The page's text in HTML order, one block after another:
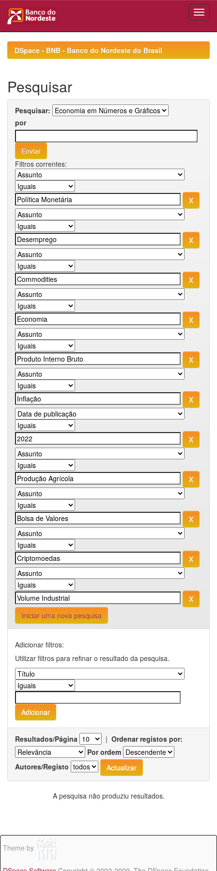
navigationDSpace - BNB - Banco do Nordeste do Brasil
Pesquisar
Pesquisar:
por
Filtros correntes:
Iniciar uma nova pesquisa
Adicionar filtros:
Utilizar filtros para refinar o resultado da pesquisa.
Resultados/Página | Ordenar registos por:
Por ordem
Autores/Registo
A pesquisa não produziu resultados.
Theme by